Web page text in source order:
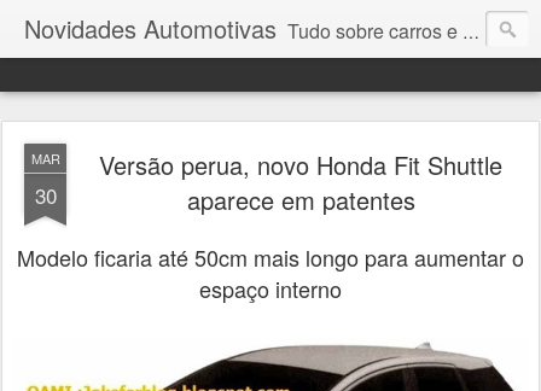
Novidades Automotivas Tudo sobre carros e motores
MAR
30
Versão perua, novo Honda Fit Shuttle
aparece em patentes
Modelo ficaria até 50cm mais longo para aumentar o
espaço interno